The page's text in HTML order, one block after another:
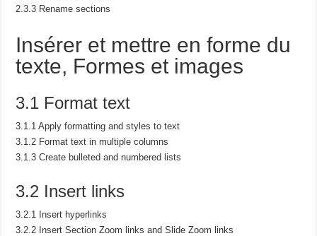
2.3.3 Rename sections
Insérer et mettre en forme du
texte, Formes et images
3.1 Format text
3.1.1 Apply formatting and styles to text
3.1.2 Format text in multiple columns
3.1.3 Create bulleted and numbered lists
3.2 Insert links
3.2.1 Insert hyperlinks
3.2.2 Insert Section Zoom links and Slide Zoom links